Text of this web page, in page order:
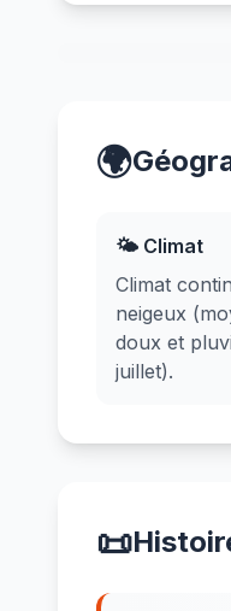
🌍
🌤️ Climat
Climat
neigeux
doux et
juillet).
📜